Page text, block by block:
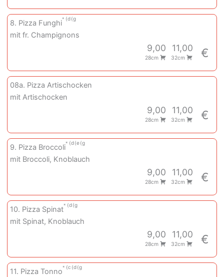
8. Pizza Funghi
d g
mit fr. Champignons
9,00
28cm
11,00
32cm €
08a. Pizza Artischocken
mit Artischocken
9,00
28cm
11,00
32cm €
9. Pizza Broccoli
d e g
mit Broccoli, Knoblauch
9,00
28cm
11,00
32cm €
10. Pizza Spinat
d g
mit Spinat, Knoblauch
9,00
28cm
11,00
32cm €
11. Pizza Tonno
c d g